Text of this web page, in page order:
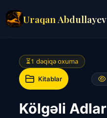
Uraqan Abdullayev
⏳1 dəqiqə oxuma
Kitablar
Kölgəli Adlar